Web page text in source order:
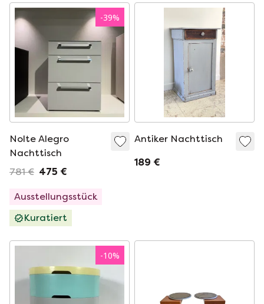
-39%
Nolte Alegro
Nachttisch
781 € 475 €
Ausstellungsstück
Kuratiert
Antiker Nachttisch
189 €
-10%